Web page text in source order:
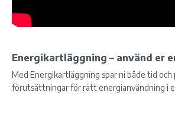
Energikartläggning – använd er
Med Energikartläggning spar ni både tid och
förutsättningar för rätt energianvändning i